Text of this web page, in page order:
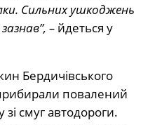
Сильних ушкоджень
– йдеться у
Бердичівського
повалений
смуг автодороги.